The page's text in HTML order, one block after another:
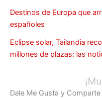
Destinos de Europa que
españoles
Eclipse solar, Tailandia
millones de plazas: las
Dale Me Gusta y